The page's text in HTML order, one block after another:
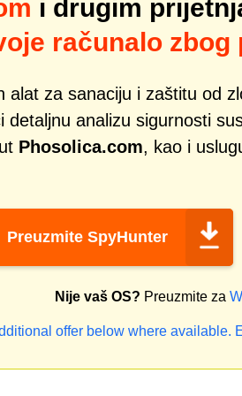
i drugim
računalo zbog
alat za sanaciju i zaštitu od
detaljnu analizu sigurnosti
Phosolica.com, kao i
Preuzmite SpyHunter
Nije vaš OS? Preuzmite za
offer below where available.